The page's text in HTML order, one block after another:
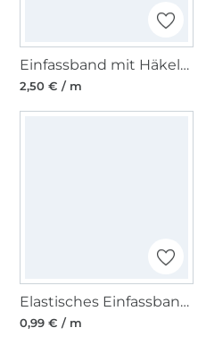
Einfassband mit Häkelborte, weiss 13 mm
2,50 € / m
Elastisches Einfassband matt, neonpink
0,99 € / m